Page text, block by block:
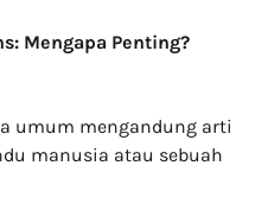
Mengapa Penting?
umum mengandung arti
manusia atau sebuah